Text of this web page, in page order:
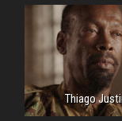
Thiago